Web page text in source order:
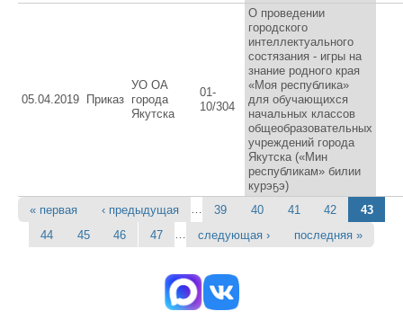
05.04.2019 Приказ
УО ОА
города
Якутска
01-
10/304
О проведении
городского
интеллектуального
состязания - игры на
знание родного края
«Моя республика»
для обучающихся
начальных классов
общеобразовательных
учреждений города
Якутска («Мин
республикам» билии
курэҕэ)
Страницы
« первая ‹ предыдущая 39 40 41 42
43
44
45 46 47 следующая › последняя »